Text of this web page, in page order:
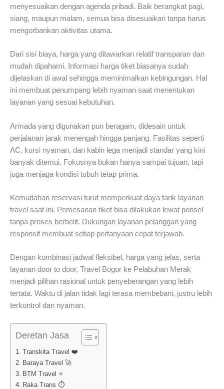
menyesuaikan dengan agenda pribadi. Baik berangkat pagi,
siang, maupun malam, semua bisa disesuaikan tanpa harus
mengorbankan aktivitas utama.
Dari sisi biaya, harga yang ditawarkan relatif transparan dan
mudah dipahami. Informasi harga tiket biasanya sudah
dijelaskan di awal sehingga meminimalkan kebingungan. Hal
ini membuat penumpang lebih nyaman saat menentukan
layanan yang sesuai kebutuhan.
Armada yang digunakan pun beragam, didesain untuk
perjalanan jarak menengah hingga panjang. Fasilitas seperti
AC, kursi nyaman, dan kabin lega menjadi standar yang kini
banyak ditemui. Fokusnya bukan hanya sampai tujuan, tapi
juga menjaga kondisi tubuh tetap prima.
Kemudahan reservasi turut memperkuat daya tarik layanan
travel saat ini. Pemesanan tiket bisa dilakukan lewat ponsel
tanpa proses berbelit. Dukungan layanan pelanggan yang
responsif membuat setiap pertanyaan cepat terjawab.
Dengan kombinasi jadwal fleksibel, harga yang jelas, serta
layanan door to door, Travel Bogor ke Pelabuhan Merak
menjadi pilihan rasional untuk penyeberangan yang lebih
tertata. Waktu di jalan tidak lagi terasa membebani, justru lebih
terkontrol dan nyaman.
Deretan Jasa
Transkita Travel ❤️
Baraya Travel 🚀
BTM Travel ⭐
Raka Trans ⏱️